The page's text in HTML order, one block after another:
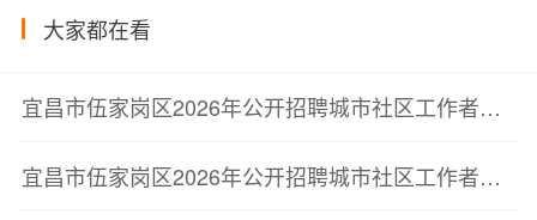
大家都在看
宜昌市伍家岗区2026年公开招聘城市社区工作者笔试成绩及最低合格分数线公告
宜昌市伍家岗区2026年公开招聘城市社区工作者笔试成绩及最低合格分数线公告